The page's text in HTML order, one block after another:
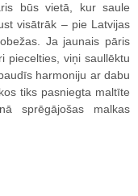
būs vietā, kur saule
visātrāk – pie Latvijas
Ja jaunais pāris
piecelties, viņi saullēktu
harmoniju ar dabu
tiks pasniegta maltīte
sprēgājošas malkas